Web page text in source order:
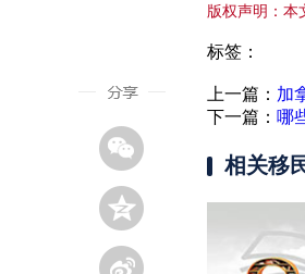
版权声明：本
标签：
上一篇： 加
下一篇： 哪
相关移